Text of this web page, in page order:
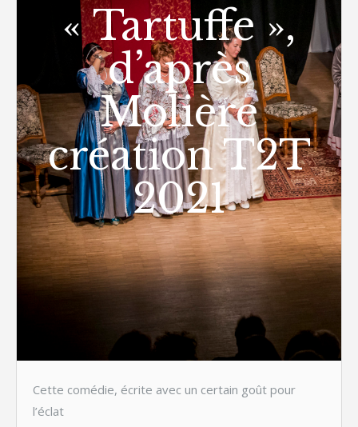
« Tartuffe »,
d’après
Molière
création T2T
2021
Cette comédie, écrite avec un certain goût pour
l’éclat